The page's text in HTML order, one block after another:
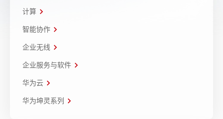
计算
智能协作
企业无线
企业服务与软件
华为云
华为坤灵系列